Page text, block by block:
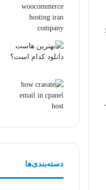
دسته‌بندی‌ها